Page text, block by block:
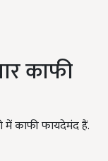
काफी
में काफी फायदेमंद हैं.